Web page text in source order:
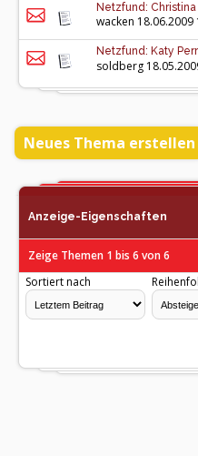
Netzfund:
wacken 18.06.2009
Netzfund: Katy
soldberg
Neues Thema erstellen
Anzeige-Eigenschaften
Zeige Themen 1 bis 6 von 6
Sortiert nach